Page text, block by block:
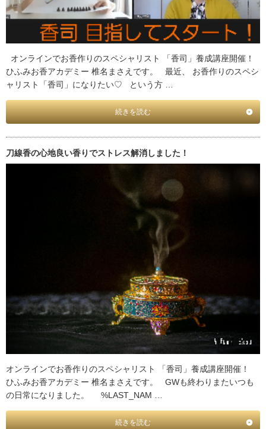
オンラインでお香作りのスペシャリスト 「香司」養成講座開催！
ひふみお香アカデミー 椎名まさえです。 最近、 お香作りのスペシ
ャリスト「香司」になりたい♡ という方 …
続きを読む
刀線香の心地良い香りでストレス解消しました！
オンラインでお香作りのスペシャリスト 「香司」養成講座開催！
ひふみお香アカデミー 椎名まさえです。 GWも終わりまたいつも
の日常になりました。 %LAST_NAM …
続きを読む